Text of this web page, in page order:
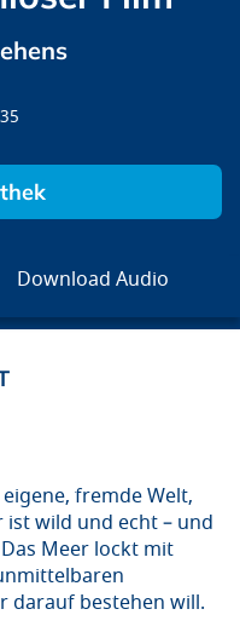
Download Audio
fremde Welt,
wild und echt – und
Meer lockt mit
darauf bestehen will.